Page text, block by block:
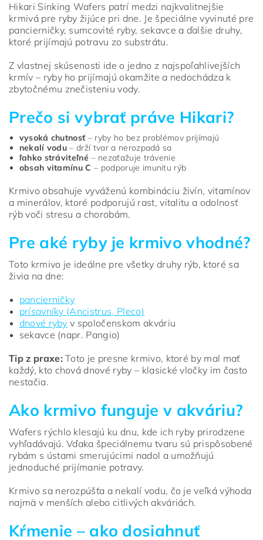
Hikari Sinking Wafers patrí medzi najkvalitnejšie
krmivá pre ryby žijúce pri dne. Je špeciálne vyvinuté pre
pancierničky, sumcovité ryby, sekavce a ďalšie druhy,
ktoré prijímajú potravu zo substrátu.
Z vlastnej skúsenosti ide o jedno z najspoľahlivejších
krmív – ryby ho prijímajú okamžite a nedochádza k
zbytočnému znečisteniu vody.
Prečo si vybrať práve Hikari?
vysoká chutnosť – ryby ho bez problémov prijímajú
nekalí vodu – drží tvar a nerozpadá sa
ľahko stráviteľné – nezaťažuje trávenie
obsah vitamínu C – podporuje imunitu rýb
Krmivo obsahuje vyváženú kombináciu živín, vitamínov
a minerálov, ktoré podporujú rast, vitalitu a odolnosť
rýb voči stresu a chorobám.
Pre aké ryby je krmivo vhodné?
Toto krmivo je ideálne pre všetky druhy rýb, ktoré sa
živia na dne:
pancierničky
prísavníky (Ancistrus, Pleco)
dnové ryby v spoločenskom akváriu
sekavce (napr. Pangio)
Tip z praxe: Toto je presne krmivo, ktoré by mal mať
každý, kto chová dnové ryby – klasické vločky im často
nestačia.
Ako krmivo funguje v akváriu?
Wafers rýchlo klesajú ku dnu, kde ich ryby prirodzene
vyhľadávajú. Vďaka špeciálnemu tvaru sú prispôsobené
rybám s ústami smerujúcimi nadol a umožňujú
jednoduché prijímanie potravy.
Krmivo sa nerozpúšťa a nekalí vodu, čo je veľká výhoda
najmä v menších alebo citlivých akváriách.
Kŕmenie – ako dosiahnuť